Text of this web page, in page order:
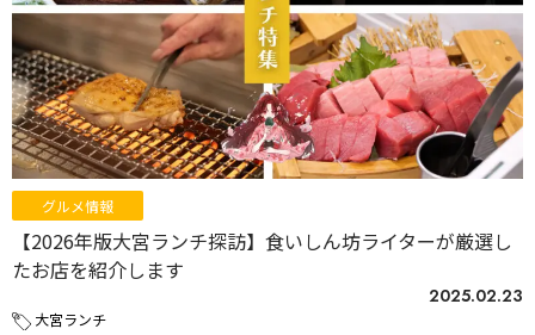
グルメ情報
【2026年版大宮ランチ探訪】食いしん坊ライターが厳選し
たお店を紹介します
2025.02.23
大宮ランチ